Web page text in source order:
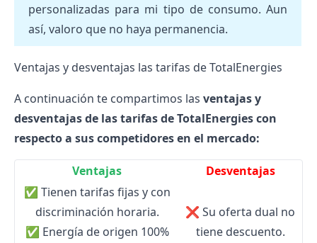
personalizadas para mi tipo de consumo. Aun
así, valoro que no haya permanencia.
Ventajas y desventajas las tarifas de TotalEnergies
A continuación te compartimos las ventajas y
desventajas de las tarifas deTotalEnergiescon
respecto a sus competidores en el mercado:
Ventajas
Desventajas
✅ Tienen tarifas fijas y con
discriminación horaria.
✅ Energía de origen 100%
❌ Su oferta dual no
tiene descuento.